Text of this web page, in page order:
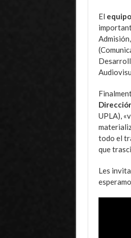
El
UPLA),
todo el
que
Les